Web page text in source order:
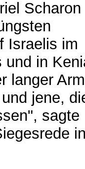
Scharon
Israelis im
und in
langer Arm
jene,
sagte